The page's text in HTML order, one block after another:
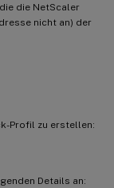
die NetScaler
nicht an) der
Profil zu erstellen:
Details an: